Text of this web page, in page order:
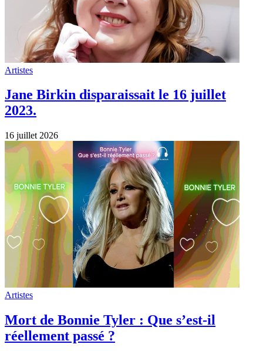
Artistes
Jane Birkin disparaissait le 16 juillet
2023.
16 juillet 2026
Artistes
Mort de Bonnie Tyler : Que s’est-il
réellement passé ?